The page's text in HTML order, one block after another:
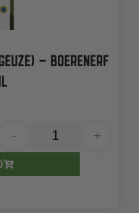
– BOERENERF
- +